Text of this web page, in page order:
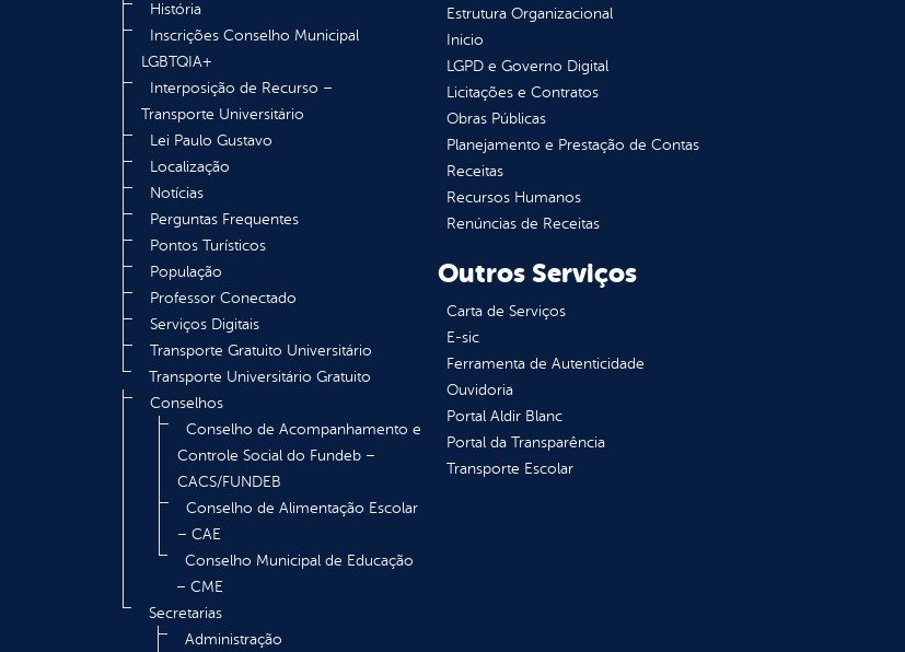
História
Inscrições Conselho Municipal
LGBTQIA+
Interposição de Recurso –
Transporte Universitário
Lei Paulo Gustavo
Localização
Notícias
Perguntas Frequentes
Pontos Turísticos
População
Professor Conectado
Serviços Digitais
Transporte Gratuito Universitário
Transporte Universitário Gratuito
Conselhos
Conselho de Acompanhamento e
Controle Social do Fundeb –
CACS/FUNDEB
Conselho de Alimentação Escolar
– CAE
Conselho Municipal de Educação
– CME
Secretarias
Administração
Estrutura Organizacional
Inicio
LGPD e Governo Digital
Licitações e Contratos
Obras Públicas
Planejamento e Prestação de Contas
Receitas
Recursos Humanos
Renúncias de Receitas
Outros Serviços
Carta de Serviços
E-sic
Ferramenta de Autenticidade
Ouvidoria
Portal Aldir Blanc
Portal da Transparência
Transporte Escolar